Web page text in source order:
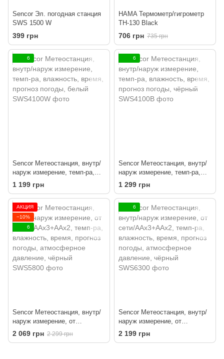
Sencor Эл. погодная станция
SWS 1500 W
399 грн
HAMA Термометр/гигрометр
TH-130 Black
706 грн 735 грн
6
Sencor Метеостанция, внутр/
наруж измерение, темп-ра,
влажность, время, прогноз
погоды, белый
1 199 грн
6
Sencor Метеостанция, внутр/
наруж измерение, темп-ра,
влажность, время, прогноз
погоды, чёрный
1 299 грн
АКЦИЯ
−10%
6
Sencor Метеостанция, внутр/
наруж измерение, от
сети/AAAх3+AAx2, темп-ра,
влажность, время, прогноз
2 069 грн 2 299 грн
6
Sencor Метеостанция, внутр/
наруж измерение, от
сети/AAх3+AAx2, темп-ра,
влажность, время, прогноз
2 199 грн